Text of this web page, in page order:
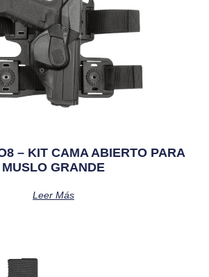
– KIT CAMA ABIERTO PARA
MUSLO GRANDE
Leer Más